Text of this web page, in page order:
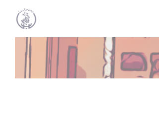
Personalizing your cookie choices